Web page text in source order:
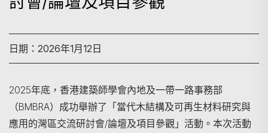
日期：2026年1月12日
2025年底，香港建築師學會內地及一帶一路事務部
（BMBRA）成功舉辦了「當代木結構及可再生材料研究與
應用的灣區交流研討會/論壇及項目參觀」活動。本次活動